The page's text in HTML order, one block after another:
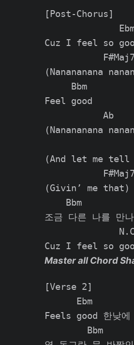
[Post-Chorus]
Cuz I feel so
           F#Maj7
(Nanananana
     Bbm
Feel good
           Ab
(Nanananana
(And let me tell
           F#Maj7
(Givin’ me that)
Bbm
조금 다른 나를 만나
Master all Chord
[Verse 2]
      Ebm
Feels good 한낮
        Bbm